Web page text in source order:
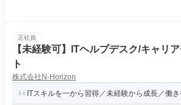
正社員
【未経験可】ITヘルプデスク/キャリ
ト
株式会社N-Horizon
ITスキルを一から習得／未経験から成長／働